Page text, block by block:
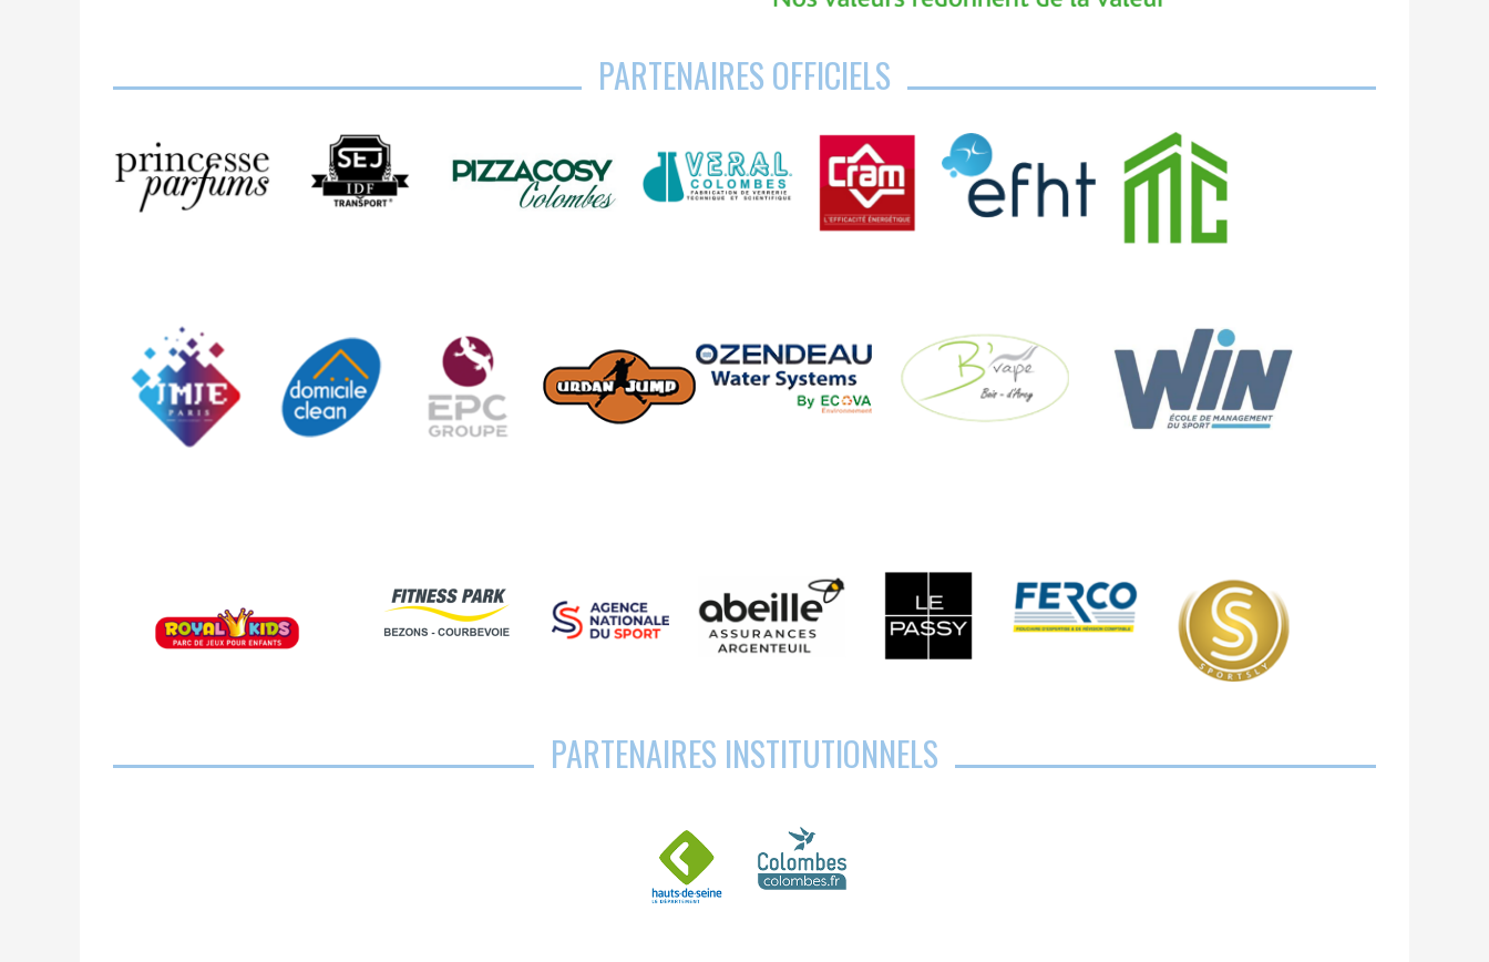
PARTENAIRES OFFICIELS
PARTENAIRES INSTITUTIONNELS